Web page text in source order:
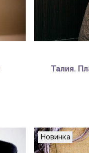
Талия.
Новинка